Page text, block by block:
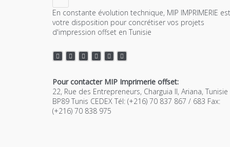
En constante évolution technique, MIP IMPRIMERIE
votre disposition pour concrétiser vos projets
d'impression offset en Tunisie
Pour contacter MIP Imprimerie offset:
22, Rue des Entrepreneurs, Charguia II, Ariana, Tunisie
BP89 Tunis CEDEX Tél: (+216) 70 837 867 / 683 Fax:
(+216) 70 838 975